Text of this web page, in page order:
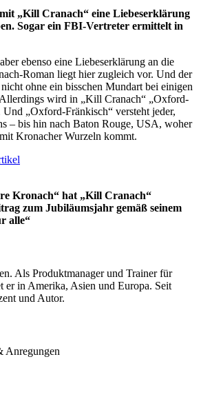
„Kill Cranach“ eine Liebeserklärung
Sogar ein FBI-Vertreter ermittelt in
ebenso eine Liebeserklärung an die
Roman liegt hier zugleich vor. Und der
ohne ein bisschen Mundart bei einigen
wird in „Kill Cranach“ „Oxford-
Und „Oxford-Fränkisch“ versteht jeder,
– bis hin nach Baton Rouge, USA, woher
Kronacher Wurzeln kommt.
Kronach“ hat „Kill Cranach“
zum Jubiläumsjahr gemäß seinem
alle“
Als Produktmanager und Trainer für
er in Amerika, Asien und Europa. Seit
und Autor.
Anregungen